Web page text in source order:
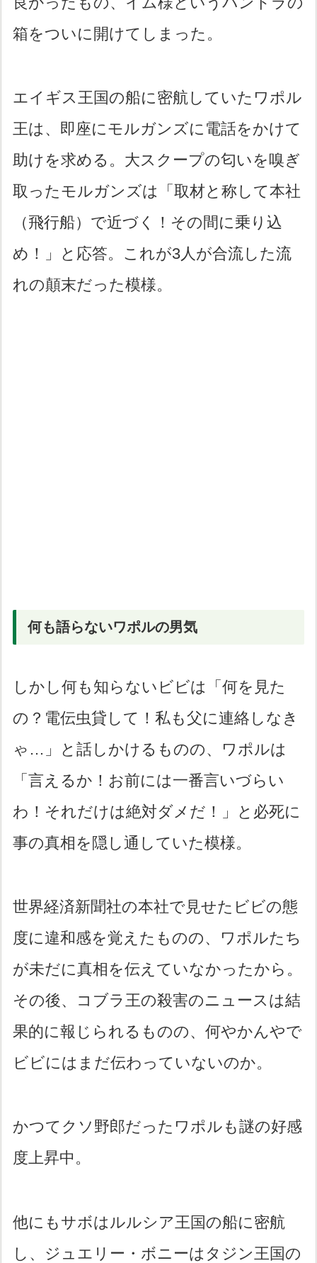
箱をついに開けてしまった。
エイギス王国の船に密航していたワポル
王は、即座にモルガンズに電話をかけて
助けを求める。大スクープの匂いを嗅ぎ
取ったモルガンズは「取材と称して本社
（飛行船）で近づく！その間に乗り込
め！」と応答。これが3人が合流した流
れの顛末だった模様。
何も語らないワポルの男気
しかし何も知らないビビは「何を見た
の？電伝虫貸して！私も父に連絡しなき
ゃ…」と話しかけるものの、ワポルは
「言えるか！お前には一番言いづらい
わ！それだけは絶対ダメだ！」と必死に
事の真相を隠し通していた模様。
世界経済新聞社の本社で見せたビビの態
度に違和感を覚えたものの、ワポルたち
が未だに真相を伝えていなかったから。
その後、コブラ王の殺害のニュースは結
果的に報じられるものの、何やかんやで
ビビにはまだ伝わっていないのか。
かつてクソ野郎だったワポルも謎の好感
度上昇中。
他にもサボはルルシア王国の船に密航
し、ジュエリー・ボニーはタジン王国の